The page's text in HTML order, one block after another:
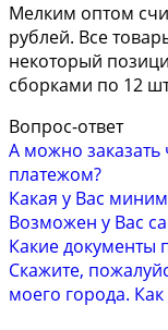
Мелким оптом
рублей. Все
некоторый
сборками по 12
Вопрос-ответ
А можно
платежом?
Какая у Вас
Возможен у Вас
Какие документы
Скажите,
моего города.